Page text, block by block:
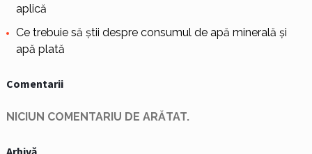
aplică
Ce trebuie să știi despre consumul de apă minerală și
apă plată
Comentarii
NICIUN COMENTARIU DE ARĂTAT.